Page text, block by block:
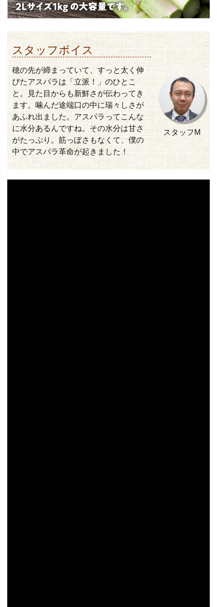
スタッフボイス
穂の先が締まっていて、すっと太く伸
びたアスパラは「立派！」のひとこ
と。見た目からも新鮮さが伝わってき
ます。噛んだ途端口の中に瑞々しさが
あふれ出ました。アスパラってこんな
に水分あるんですね。その水分は甘さ
がたっぷり。筋っぽさもなくて、僕の
中でアスパラ革命が起きました！
スタッフM